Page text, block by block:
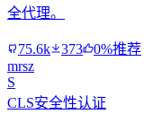
全代理。
75.6k 373
0%推荐
mrsz
S
CLS安全性认证